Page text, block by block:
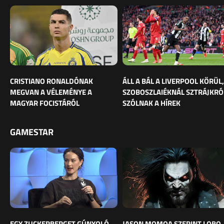
CRISTIANO RONALDÓNAK
MEGVAN A VÉLEMÉNYE A
MAGYAR FOCISTÁRÓL
ÁLL A BÁL A LIVERPOOL KÖRÜL,
SZOBOSZLAIÉKNÁL
SZÓLNAK A HÍREK
GAMESTAR